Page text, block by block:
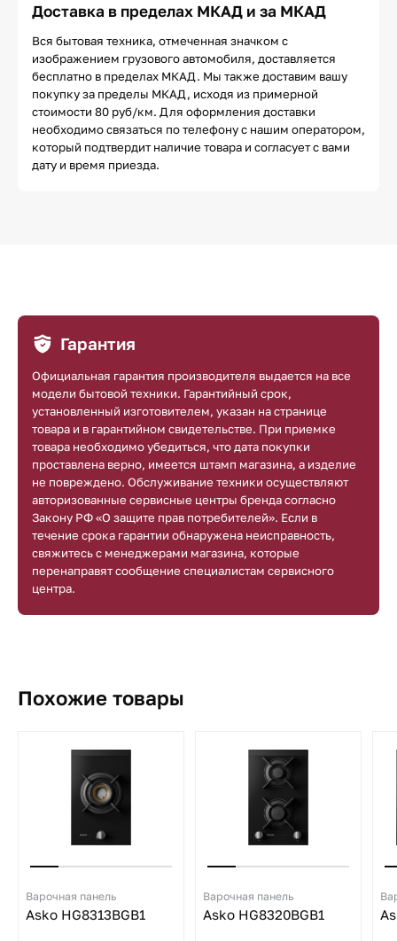
Доставка в пределах МКАД и за МКАД
Вся бытовая техника, отмеченная значком с
изображением грузового автомобиля, доставляется
бесплатно в пределах МКАД. Мы также доставим вашу
покупку за пределы МКАД, исходя из примерной
стоимости 80 руб/км. Для оформления доставки
необходимо связаться по телефону с нашим оператором,
который подтвердит наличие товара и согласует с вами
дату и время приезда.
Гарантия
Официальная гарантия производителя выдается на все
модели бытовой техники. Гарантийный срок,
установленный изготовителем, указан на странице
товара и в гарантийном свидетельстве. При приемке
товара необходимо убедиться, что дата покупки
проставлена верно, имеется штамп магазина, а изделие
не повреждено. Обслуживание техники осуществляют
авторизованные сервисные центры бренда согласно
Закону РФ «О защите прав потребителей». Если в
течение срока гарантии обнаружена неисправность,
свяжитесь с менеджерами магазина, которые
перенаправят сообщение специалистам сервисного
центра.
Похожие товары
Варочная панель
Asko HG8313BGB1
Варочная панель
Asko HG8320BGB1